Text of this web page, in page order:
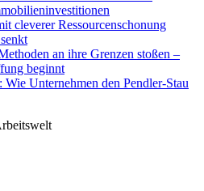
cleverer Ressourcenschonung
an ihre Grenzen stoßen –
beginnt
Unternehmen den Pendler-Stau